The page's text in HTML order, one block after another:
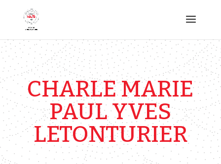
CHARLE MARIE
PAUL YVES
LETONTURIER